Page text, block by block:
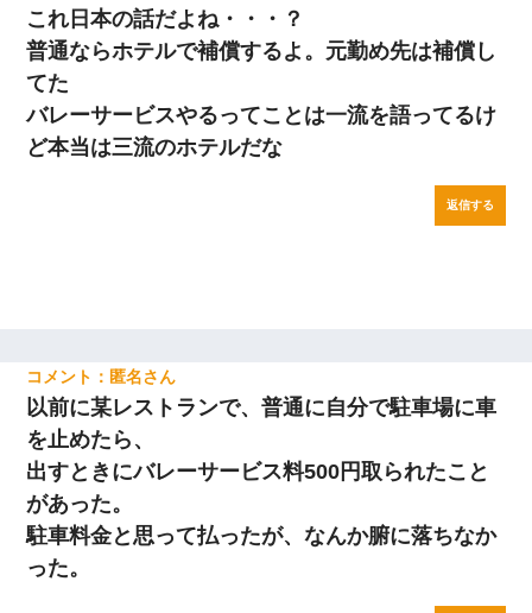
これ日本の話だよね・・・？
普通ならホテルで補償するよ。元勤め先は補償し
てた
バレーサービスやるってことは一流を語ってるけ
ど本当は三流のホテルだな
返信する
匿名
以前に某レストランで、普通に自分で駐車場に車
を止めたら、
出すときにバレーサービス料500円取られたこと
があった。
駐車料金と思って払ったが、なんか腑に落ちなか
った。